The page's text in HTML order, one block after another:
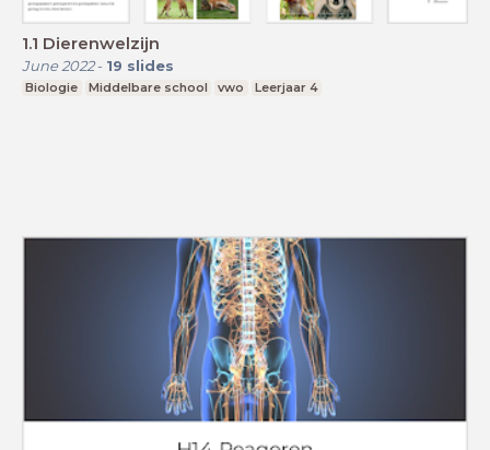
1.1 Dierenwelzijn
June 2022- 19 slides
Biologie Middelbare school vwo Leerjaar 4